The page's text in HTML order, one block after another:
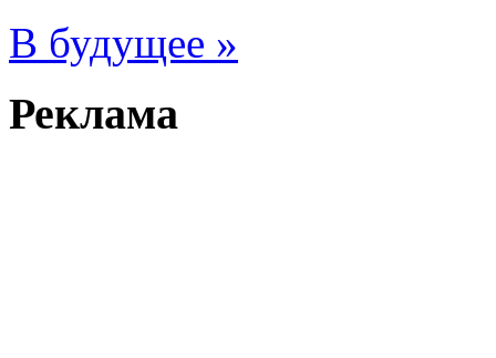
В будущее »
Реклама